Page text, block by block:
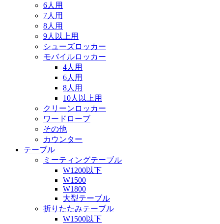
6人用
7人用
8人用
9人以上用
シューズロッカー
モバイルロッカー
4人用
6人用
8人用
10人以上用
クリーンロッカー
ワードローブ
その他
カウンター
テーブル
ミーティングテーブル
W1200以下
W1500
W1800
大型テーブル
折りたたみテーブル
W1500以下